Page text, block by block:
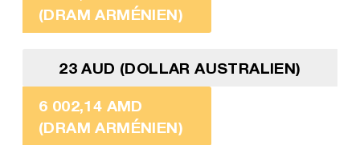
(DRAM ARMÉNIEN)
23 AUD (DOLLAR AUSTRALIEN)
6 002,14 AMD
(DRAM ARMÉNIEN)